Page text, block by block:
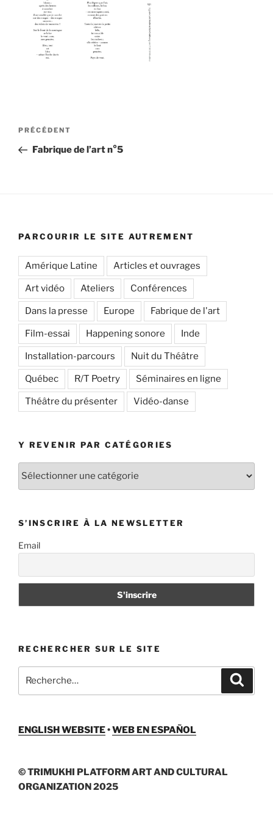
Navigation
l’article
Article
précédent
PRÉCÉDENT
Fabrique de l’art n°5
PARCOURIR LE SITE AUTREMENT
Amérique Latine Articles et ouvrages
Art vidéo Ateliers Conférences
Dans la presse Europe Fabrique de l'art
Film-essai Happening sonore Inde
Installation-parcours Nuit du Théâtre
Québec R/T Poetry Séminaires en ligne
Théâtre du présenter Vidéo-danse
Y REVENIR PAR CATÉGORIES
Y
S’INSCRIRE À LA NEWSLETTER
Email
RECHERCHER SUR LE SITE
pour
ENGLISH WEBSITE•WEB EN ESPAÑOL
© TRIMUKHI PLATFORM ART AND CULTURAL
ORGANIZATION 2025